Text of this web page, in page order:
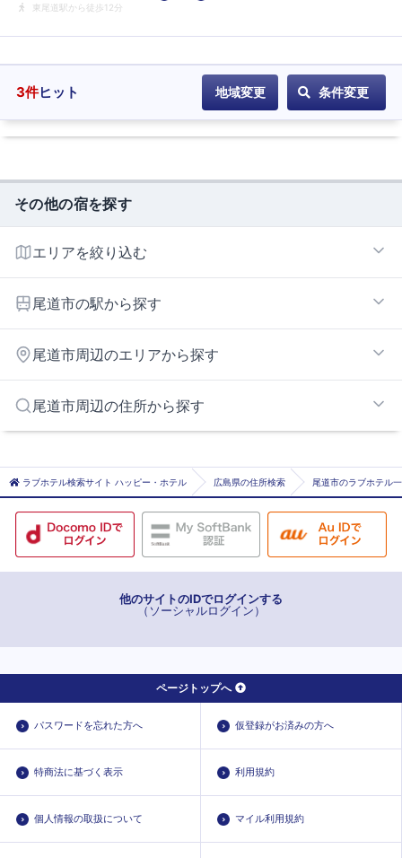
に
東尾道駅から徒歩12分
3件ヒット 地域変更 条件変更
その他の宿を探す
エリアを絞り込む
尾道市の駅から探す
尾道市周辺のエリアから探す
福山エリア
尾道市周辺の住所から探す
福山市
ラブホテル検索サイト ハッピー・ホテル 広島県の住所検索 尾道市のラブホテル
他のサイトのIDでログインする
（ソーシャルログイン）
ページトップへ
パスワードを忘れた方へ 仮登録がお済みの方へ
特商法に基づく表示 利用規約
個人情報の取扱について マイル利用規約